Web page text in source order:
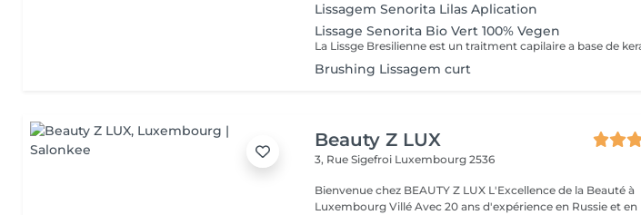
Lissagem Senorita Lilas Aplication
Lissage Senorita Bio Vert 100% Vegen
Brushing Lissagem curt
Beauty Z LUX
3, Rue Sigefroi Luxembourg 2536
Bienvenue chez BEAUTY Z LUX L'Excellence de la Beauté à
Luxembourg Villé Avec 20 ans d'expérience en Russie et en France,